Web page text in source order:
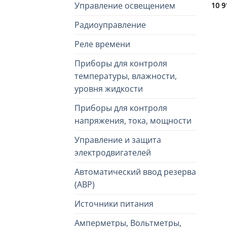
Управление освещением
Радиоуправление
Реле времени
Приборы для контроля
температуры, влажности,
уровня жидкости
Приборы для контроля
напряжения, тока, мощности
Управление и защита
электродвигателей
Автоматический ввод резерва
(АВР)
Источники питания
Амперметры, Вольтметры,
10